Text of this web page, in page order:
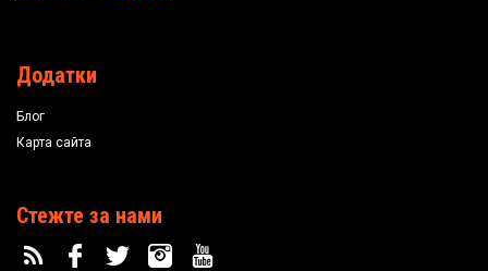
Додатки
Блог
Карта сайта
Стежте за нами